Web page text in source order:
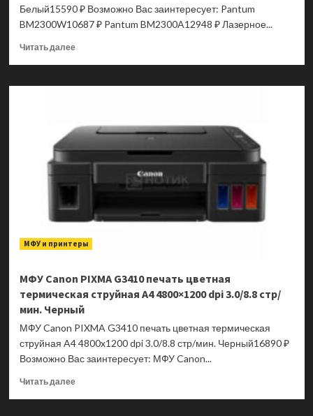
Белый15590 ₽ Возможно Вас заинтересует: Pantum
BM2300W10687 ₽ Pantum BM2300A12948 ₽ Лазерное...
Читать далееПрочитать
МФУ
BM2300W
печать
черно-
белая
Белый
МФУ и принтеры
МФУ Canon PIXMA G3410 печать цветная
термическая струйная A4 4800×1200 dpi 3.0/8.8 стр/
мин. Черный
МФУ Canon PIXMA G3410 печать цветная термическая
струйная A4 4800x1200 dpi 3.0/8.8 стр/мин. Черный16890 ₽
Возможно Вас заинтересует: МФУ Canon...
Читать далееПрочитать